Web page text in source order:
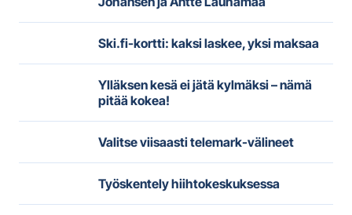
Ski.fi-kortti: kaksi laskee, yksi maksaa
Ylläksen kesä ei jätä kylmäksi – nämä
pitää kokea!
Valitse viisaasti telemark-välineet
Työskentely hiihtokeskuksessa